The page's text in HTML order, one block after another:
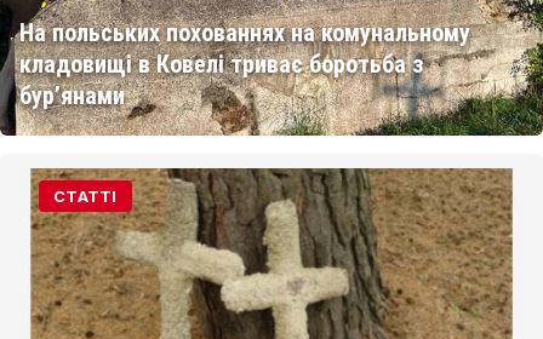
На польських похованнях на комунальному
кладовищі в Ковелі триває боротьба з
бур’янами
СТАТТІ